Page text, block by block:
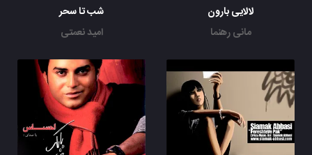
لالایی بارون
مانی رهنما
شب تا سحر
امید نعمتی